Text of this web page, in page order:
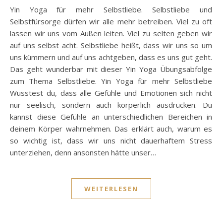
Yin Yoga für mehr Selbstliebe. Selbstliebe und
Selbstfürsorge dürfen wir alle mehr betreiben. Viel zu oft
lassen wir uns vom Außen leiten. Viel zu selten geben wir
auf uns selbst acht. Selbstliebe heißt, dass wir uns so um
uns kümmern und auf uns achtgeben, dass es uns gut geht.
Das geht wunderbar mit dieser Yin Yoga Übungsabfolge
zum Thema Selbstliebe. Yin Yoga für mehr Selbstliebe
Wusstest du, dass alle Gefühle und Emotionen sich nicht
nur seelisch, sondern auch körperlich ausdrücken. Du
kannst diese Gefühle an unterschiedlichen Bereichen in
deinem Körper wahrnehmen. Das erklärt auch, warum es
so wichtig ist, dass wir uns nicht dauerhaftem Stress
unterziehen, denn ansonsten hätte unser…
WEITERLESEN